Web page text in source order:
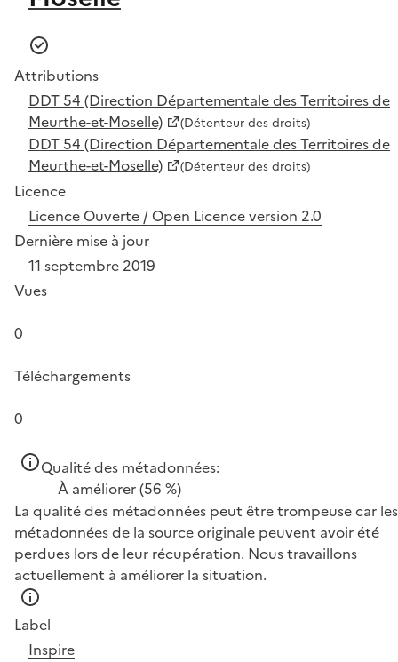
Attributions
DDT 54 (Direction Départementale des Territoires de
Meurthe-et-Moselle)
(Détenteur des droits)
DDT 54 (Direction Départementale des Territoires de
Meurthe-et-Moselle)
(Détenteur des droits)
Licence
Licence Ouverte / Open Licence version 2.0
Dernière mise à jour
11 septembre 2019
Vues
0
Téléchargements
0
Qualité des métadonnées:
À améliorer(56 %)
La qualité des métadonnées peut être trompeuse car les
métadonnées de la source originale peuvent avoir été
perdues lors de leur récupération. Nous travaillons
actuellement à améliorer la situation.
Label
Inspire